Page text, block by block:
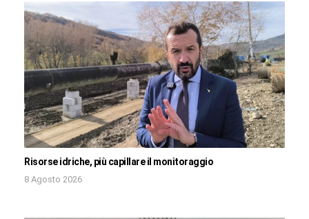
Risorse idriche, più capillare il monitoraggio
8 Agosto 2026